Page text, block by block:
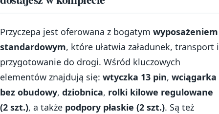
Przyczepa jest oferowana z bogatym wyposażeniem
standardowym, które ułatwia załadunek, transport i
przygotowanie do drogi. Wśród kluczowych
elementów znajdują się: wtyczka 13 pin, wciągarka
bez obudowy, dziobnica, rolki kilowe regulowane
(2 szt.), a także podpory płaskie (2 szt.). Są też